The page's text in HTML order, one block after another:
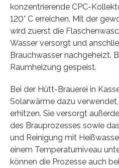
konzentrierende CPC-
120° C erreichen. Mit der
wird zuerst die
Wasser versorgt und
Brauchwasser nachgeheizt.
Raumheizung gespeist.
Bei der Hütt-Brauerei in
Solarwärme dazu
erhitzen. Sie versorgt
des Brauprozesses sowie
und Reinigung mit
einem Temperaturniveau
können die Prozesse auch